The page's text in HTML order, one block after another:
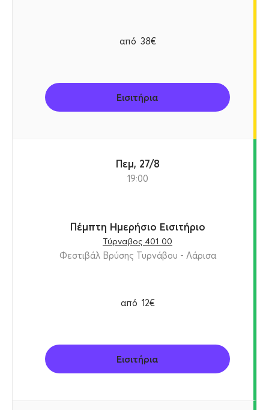
από 38€
Εισιτήρια
Πεμ, 27/8
19:00
Πέμπτη Ημερήσιο Εισιτήριο
Τύρναβος 401 00
Φεστιβάλ Βρύσης Τυρνάβου - Λάρισα
από 12€
Εισιτήρια